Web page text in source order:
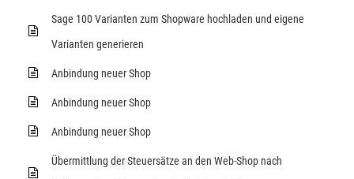
Sage 100 Varianten zum Shopware hochladen und eigene
Varianten generieren
Anbindung neuer Shop
Anbindung neuer Shop
Anbindung neuer Shop
Übermittlung der Steuersätze an den Web-Shop nach